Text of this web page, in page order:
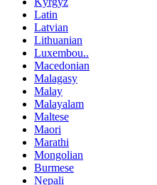
Latin
Latvian
Lithuanian
Luxembou..
Macedonian
Malagasy
Malay
Malayalam
Maltese
Maori
Marathi
Mongolian
Burmese
Nepali